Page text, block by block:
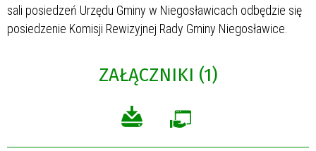
sali posiedzeń Urzędu Gminy w Niegosławicach odbędzie się
posiedzenie Komisji Rewizyjnej Rady Gminy Niegosławice.
ZAŁĄCZNIKI (1)